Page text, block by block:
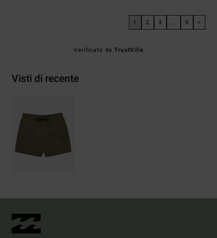
1 2 3 ... 5 >
Verificato daTrustVille
Visti di recente